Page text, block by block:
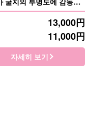
13,000円
11,000円
자세히 보기